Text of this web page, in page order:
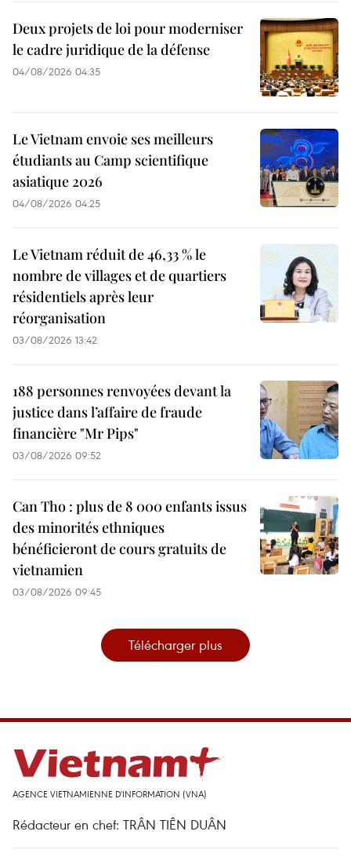
Deux projets de loi pour moderniser
le cadre juridique de la défense
04/08/2026 04:35
Le Vietnam envoie ses meilleurs
étudiants au Camp scientifique
asiatique 2026
04/08/2026 04:25
Le Vietnam réduit de 46,33 % le
nombre de villages et de quartiers
résidentiels après leur
réorganisation
03/08/2026 13:42
188 personnes renvoyées devant la
justice dans l’affaire de fraude
financière "Mr Pips"
03/08/2026 09:52
Can Tho : plus de 8 000 enfants issus
des minorités ethniques
bénéficieront de cours gratuits de
vietnamien
03/08/2026 09:45
Télécharger plus
AGENCE VIETNAMIENNE D'INFORMATION (VNA)
Rédacteur en chef: TRÂN TIÊN DUÂN